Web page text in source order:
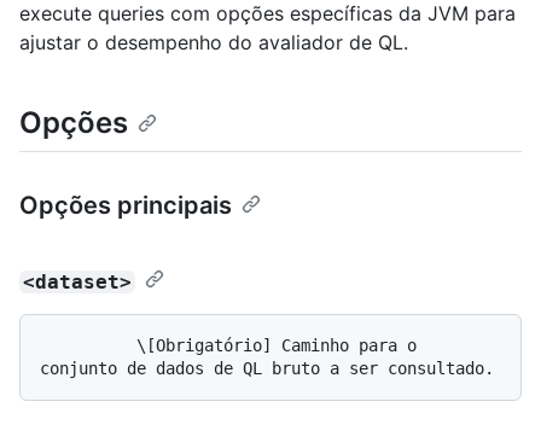
execute queries com opções específicas da JVM para
ajustar o desempenho do avaliador de QL.
Opções
Opções principais
<dataset>